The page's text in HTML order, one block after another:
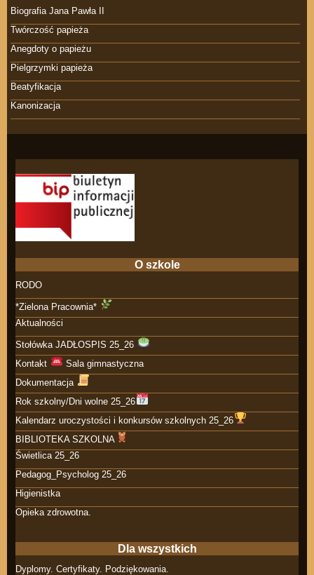
Biografia Jana Pawła II
Twórczość papieża
Anegdoty o papieżu
Pielgrzymki papieża
Beatyfikacja
Kanonizacja
O szkole
RODO
*Zielona Pracownia*
Aktualności
Stołówka JADŁOSPIS 25_26
Kontakt
Sala gimnastyczna
Dokumentacja
Rok szkolny/Dni wolne 25_26
Kalendarz uroczystości i konkursów szkolnych 25_26
BIBLIOTEKA SZKOLNA
Świetlica 25_26
Pedagog_Psycholog 25_26
Higienistka
Opieka zdrowotna.
Dla wszystkich
Dyplomy. Certyfikaty. Podziękowania.